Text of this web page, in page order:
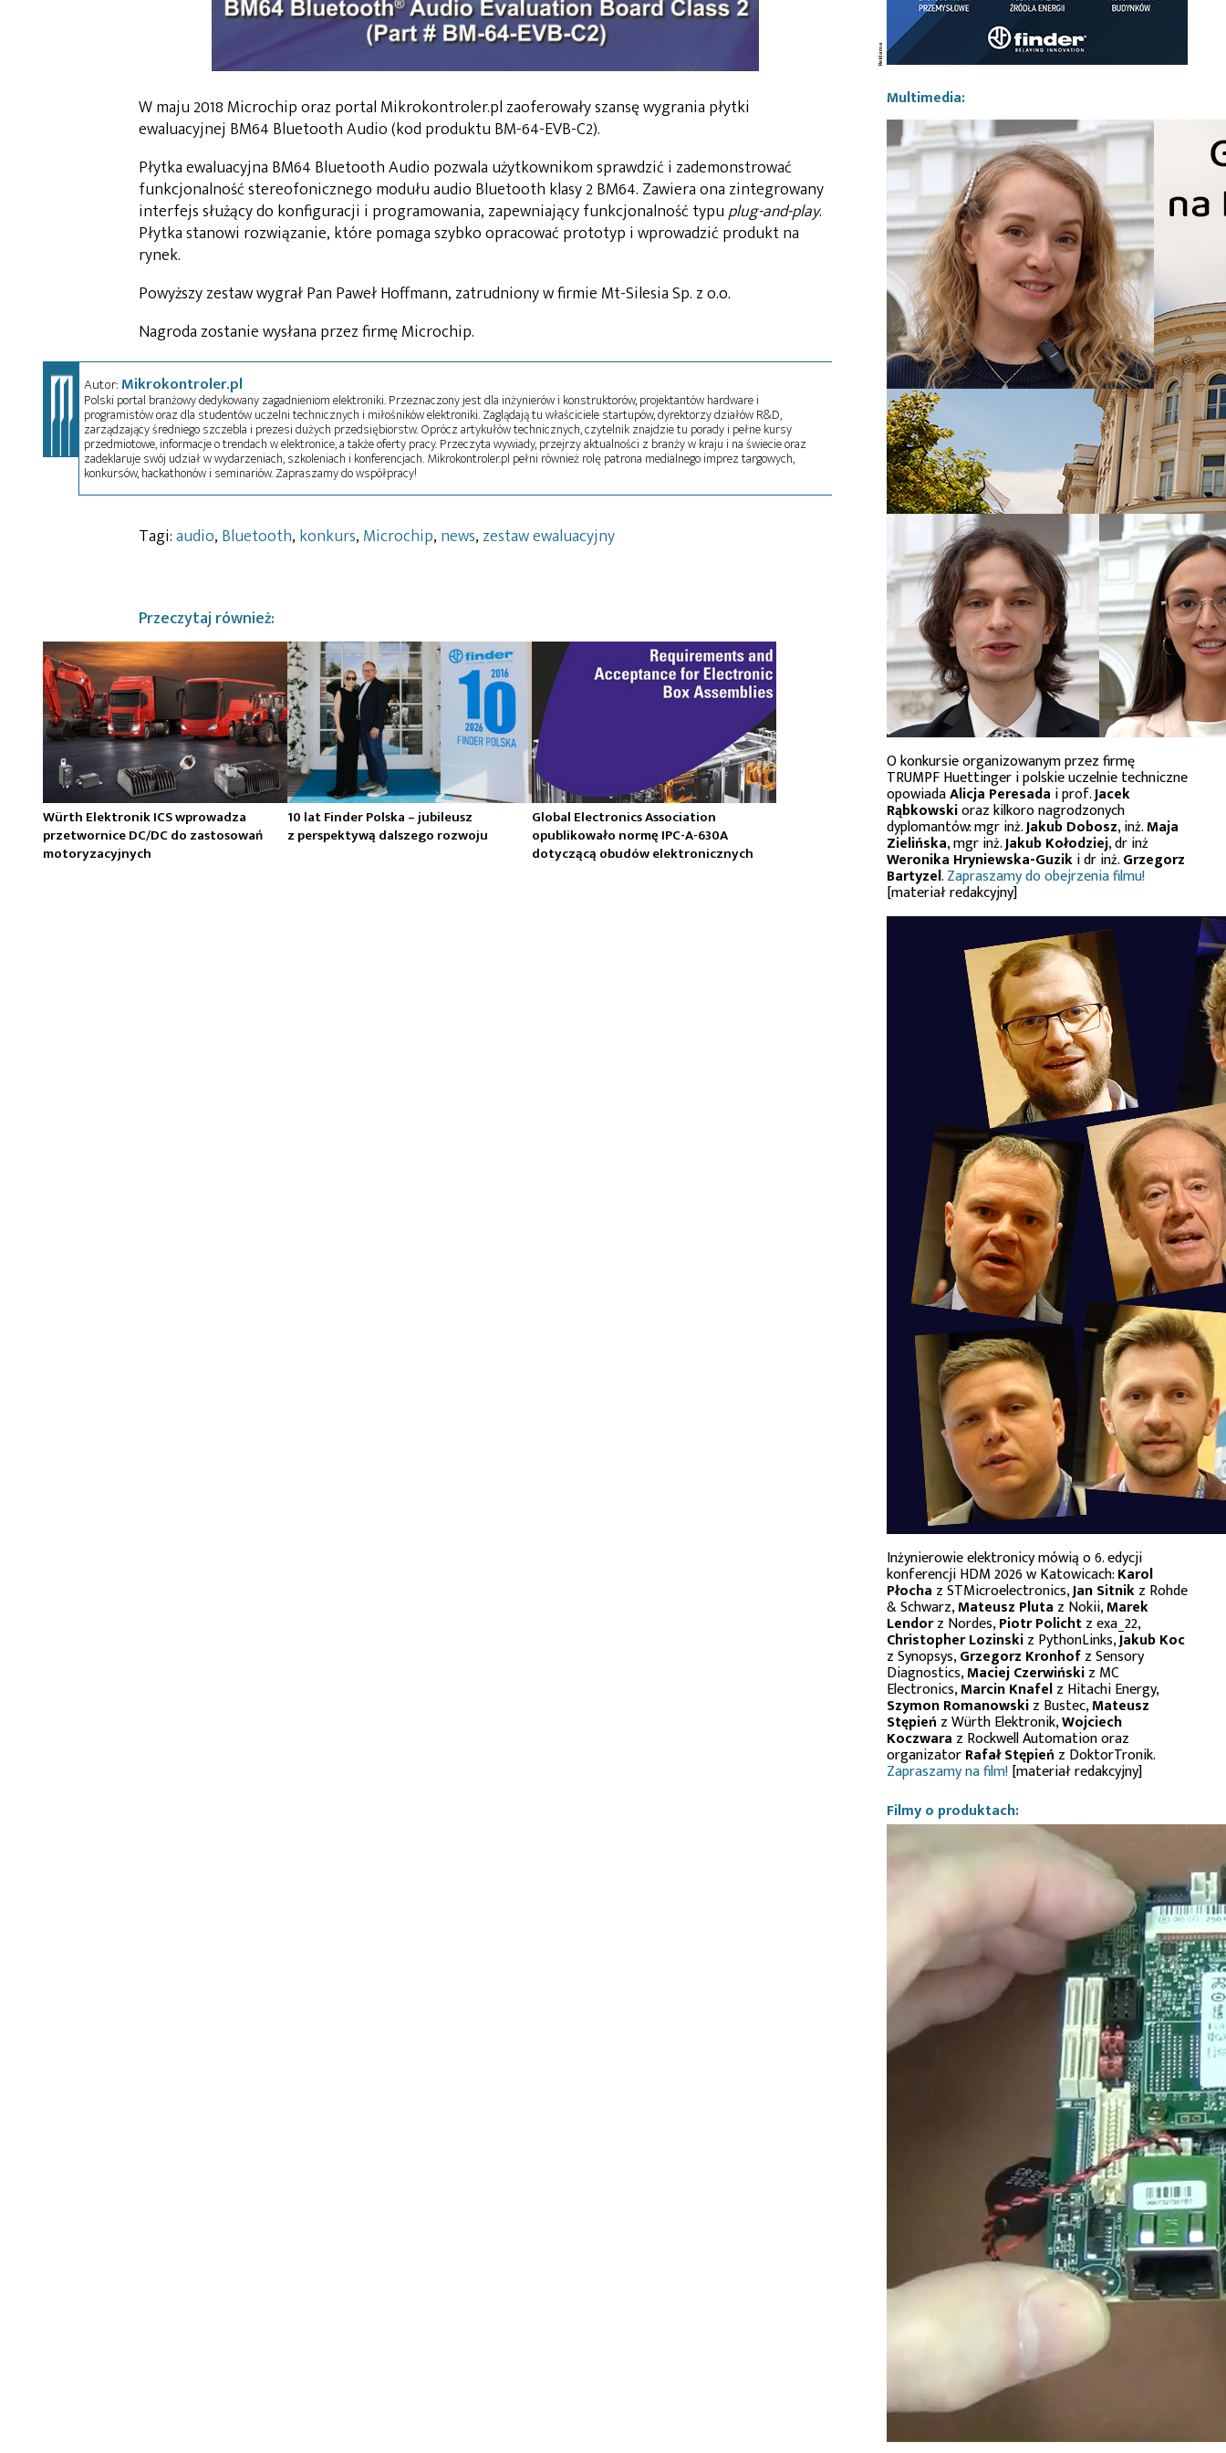
W maju 2018 Microchip oraz portal Mikrokontroler.pl zaoferowały szansę wygrania płytki
ewaluacyjnej BM64 Bluetooth Audio (kod produktu BM-64-EVB-C2).
Płytka ewaluacyjna BM64 Bluetooth Audio pozwala użytkownikom sprawdzić i zademonstrować
funkcjonalność stereofonicznego modułu audio Bluetooth klasy 2 BM64. Zawiera ona zintegrowany
interfejs służący do konfiguracji i programowania, zapewniający funkcjonalność typuplug-and-play.
Płytka stanowi rozwiązanie, które pomaga szybko opracować prototyp i wprowadzić produkt na
rynek.
Powyższy zestaw wygrał Pan Paweł Hoffmann, zatrudniony w firmie Mt-Silesia Sp. z o.o.
Nagroda zostanie wysłana przez firmę Microchip.
Autor:Mikrokontroler.pl
Polski portal branżowy dedykowany zagadnieniom elektroniki. Przeznaczony jest dla inżynierów i konstruktorów, projektantów hardware i
programistów oraz dla studentów uczelni technicznych i miłośników elektroniki. Zaglądają tu właściciele startupów, dyrektorzy działów R&D,
zarządzający średniego szczebla i prezesi dużych przedsiębiorstw. Oprócz artykułów technicznych, czytelnik znajdzie tu porady i pełne kursy
przedmiotowe, informacje o trendach w elektronice, a także oferty pracy. Przeczyta wywiady, przejrzy aktualności z branży w kraju i na świecie oraz
zadeklaruje swój udział w wydarzeniach, szkoleniach i konferencjach. Mikrokontroler.pl pełni również rolę patrona medialnego imprez targowych,
konkursów, hackathonów i seminariów. Zapraszamy do współpracy!
Tagi:audio, Bluetooth, konkurs, Microchip, news, zestaw ewaluacyjny
Przeczytaj również:
Würth Elektronik ICS wprowadza
przetwornice DC/DC do zastosowań
motoryzacyjnych
10 lat Finder Polska – jubileusz
z perspektywą dalszego rozwoju
Global Electronics Association
opublikowało normę IPC-A-630A
dotyczącą obudów elektronicznych
Multimedia:
O konkursie organizowanym przez firmę
TRUMPF Huettinger i polskie uczelnie techniczne
opowiadaAlicja Peresada i prof.Jacek
Rąbkowskioraz kilkoro nagrodzonych
dyplomantów: mgr inż.Jakub Dobosz, inż.Maja
Zielińska, mgr inż.Jakub Kołodziej, dr inż
Weronika Hryniewska-Guziki dr inż.Grzegorz
Bartyzel.Zapraszamy do obejrzenia filmu!
[materiał redakcyjny]
Inżynierowie elektronicy mówią o 6. edycji
konferencji HDM 2026 w Katowicach:Karol
Płocha z STMicroelectronics,Jan Sitnikz Rohde
& Schwarz,Mateusz Pluta z Nokii,Marek
Lendorz Nordes,Piotr Polichtz exa_22,
Christopher Lozinskiz PythonLinks,Jakub Koc
z Synopsys,Grzegorz Kronhofz Sensory
Diagnostics,Maciej Czerwińskiz MC
Electronics,Marcin Knafelz Hitachi Energy,
Szymon Romanowskiz Bustec,Mateusz
Stępień z Würth Elektronik,Wojciech
Koczwara z Rockwell Automation oraz
organizatorRafał Stępień z DoktorTronik.
Zapraszamy na film![materiał redakcyjny]
Filmy o produktach: